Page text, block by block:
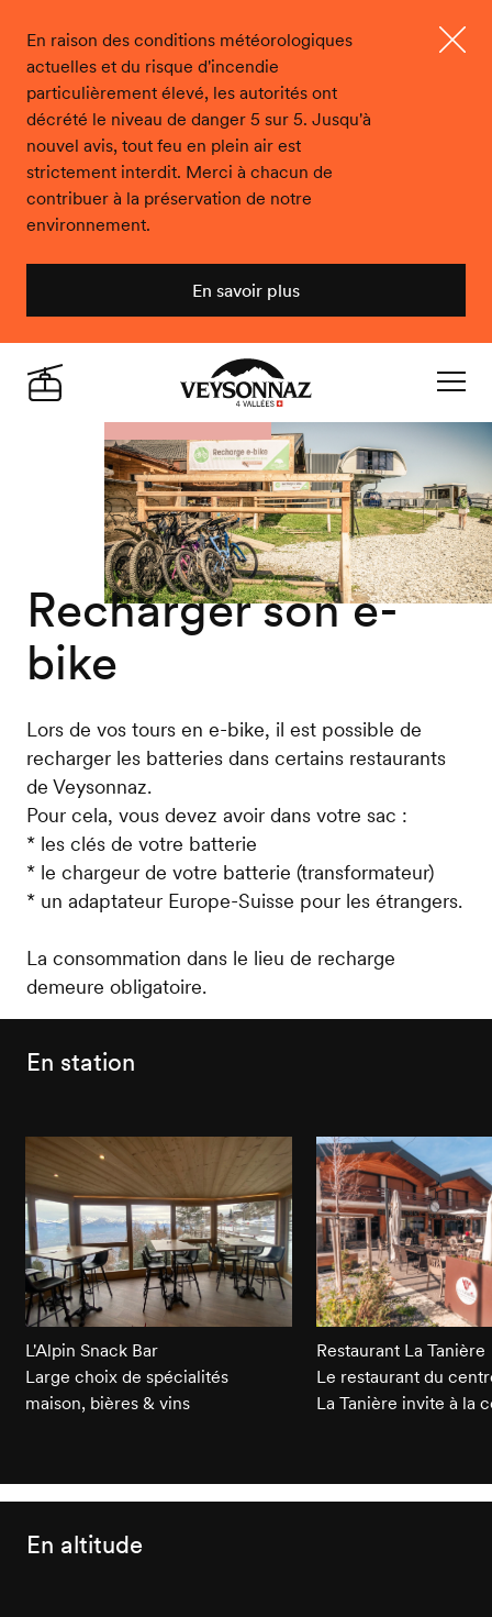
En raison des conditions météorologiques
actuelles et du risque d'incendie
particulièrement élevé, les autorités ont
décrété le niveau de danger 5 sur 5. Jusqu'à
nouvel avis, tout feu en plein air est
strictement interdit. Merci à chacun de
contribuer à la préservation de notre
environnement.
En savoir plus
Veysonnaz
Recharger son e-
bike
Lors de vos tours en e-bike, il est possible de
recharger les batteries dans certains restaurants
de Veysonnaz.
Pour cela, vous devez avoir dans votre sac :
* les clés de votre batterie
* le chargeur de votre batterie (transformateur)
* un adaptateur Europe-Suisse pour les étrangers.
La consommation dans le lieu de recharge
demeure obligatoire.
En station
L'Alpin Snack Bar
Large choix de spécialités
maison, bières & vins
Restaurant La Tanière
Le restaurant du
La Tanière invite à la
En altitude